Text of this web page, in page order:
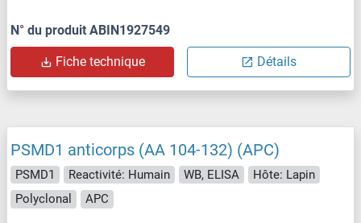
N° du produit ABIN1927549
Fiche technique Détails
PSMD1 anticorps (AA 104-132) (APC)
PSMD1 Reactivité: Humain WB, ELISA
Hôte: Lapin
Polyclonal
APC